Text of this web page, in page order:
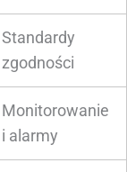
Standardy
zgodności
Monitorowanie
i alarmy